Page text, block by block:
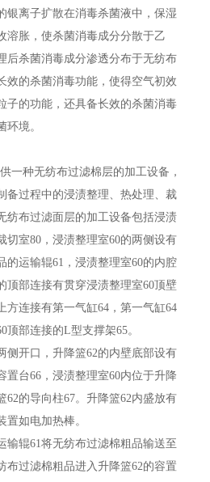
银离子扩散在消毒杀菌液中，保湿
溶胀，使杀菌消毒成分分散于乙
后杀菌消毒成分渗透分布于无纺布
效的杀菌消毒功能，使得空气初效
子的功能，还具备长效的杀菌消毒
境。
一种无纺布过滤棉层的加工设备，
备过程中的浸渍整理、热处理、裁
纺布过滤面层的加工设备包括浸渍
切室80，浸渍整理室60的两侧设有
的运输辊61，浸渍整理室60的内腔
顶部连接有贯穿浸渍整理室60顶壁
方连接有第一气缸64，第一气缸64
顶部连接的L型支撑架65。
侧开口，升降篮62的内壁底部设有
置台66，浸渍整理室60内位于升降
62的导向柱67。升降篮62内盛放有
如电加热棒。
输辊61将无纺布过滤棉粗品输送至
布过滤棉粗品进入升降篮62的容置